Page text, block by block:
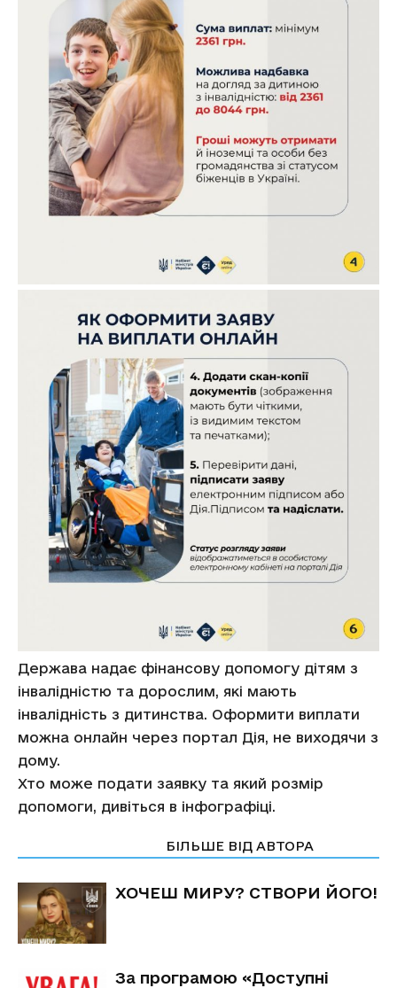
Держава надає фінансову допомогу дітям з
інвалідністю та дорослим, які мають
інвалідність з дитинства. Оформити виплати
можна онлайн через портал Дія, не виходячи з
дому.
Хто може подати заявку та який розмір
допомоги, дивіться в інфографіці.
БІЛЬШЕ ВІД АВТОРА
ХОЧЕШ МИРУ? СТВОРИ ЙОГО!
За програмою «Доступні